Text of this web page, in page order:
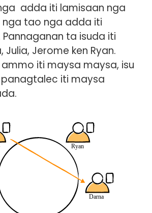
adda iti lamisaan nga
tao nga adda iti
ta isuda iti
Julia, Jerome ken Ryan.
iti maysa maysa, isu
iti maysa